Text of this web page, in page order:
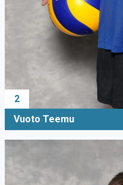
2
Vuoto Teemu